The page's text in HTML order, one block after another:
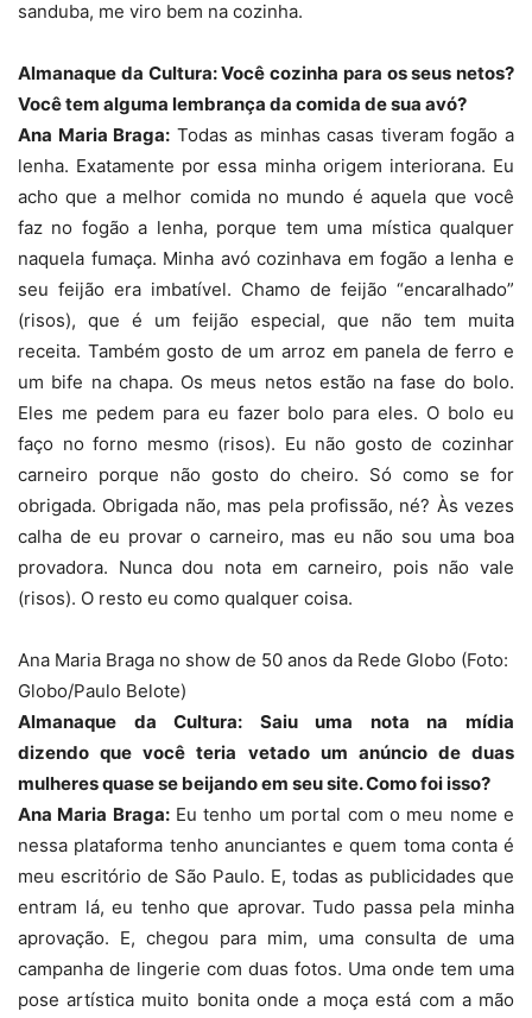
sanduba, me viro bem na cozinha.
Almanaque da Cultura: Você cozinha para os seus netos?
Você tem alguma lembrança da comida de sua avó?
Ana Maria Braga: Todas as minhas casas tiveram fogão a
lenha. Exatamente por essa minha origem interiorana. Eu
acho que a melhor comida no mundo é aquela que você
faz no fogão a lenha, porque tem uma mística qualquer
naquela fumaça. Minha avó cozinhava em fogão a lenha e
seu feijão era imbatível. Chamo de feijão “encaralhado”
(risos), que é um feijão especial, que não tem muita
receita. Também gosto de um arroz em panela de ferro e
um bife na chapa. Os meus netos estão na fase do bolo.
Eles me pedem para eu fazer bolo para eles. O bolo eu
faço no forno mesmo (risos). Eu não gosto de cozinhar
carneiro porque não gosto do cheiro. Só como se for
obrigada. Obrigada não, mas pela profissão, né? Às vezes
calha de eu provar o carneiro, mas eu não sou uma boa
provadora. Nunca dou nota em carneiro, pois não vale
(risos). O resto eu como qualquer coisa.
Ana Maria Braga no show de 50 anos da Rede Globo (Foto:
Globo/Paulo Belote)
Almanaque da Cultura: Saiu uma nota na mídia
dizendo que você teria vetado um anúncio de duas
mulheres quase se beijando em seu site. Como foi isso?
Ana Maria Braga:Eu tenho um portal com o meu nome e
nessa plataforma tenho anunciantes e quem toma conta é
meu escritório de São Paulo. E, todas as publicidades que
entram lá, eu tenho que aprovar. Tudo passa pela minha
aprovação. E, chegou para mim, uma consulta de uma
campanha de lingerie com duas fotos. Uma onde tem uma
pose artística muito bonita onde a moça está com a mão